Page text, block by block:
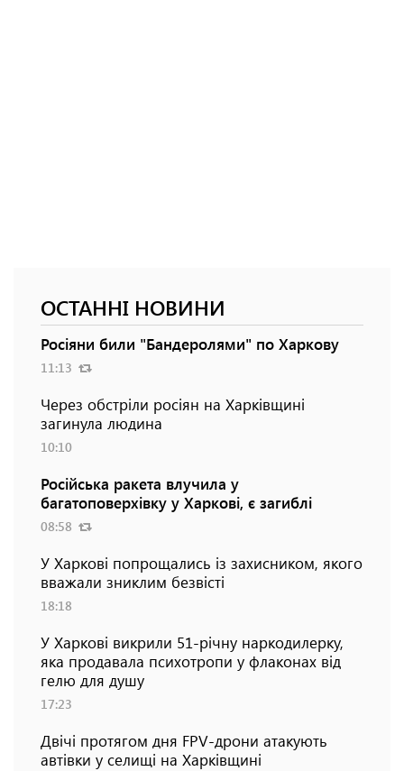
ОСТАННІ НОВИНИ
Росіяни били "Бандеролями" по Харкову
11:13
Через обстріли росіян на Харківщині
загинула людина
10:10
Російська ракета влучила у
багатоповерхівку у Харкові, є загиблі
08:58
У Харкові попрощались із захисником, якого
вважали зниклим безвісті
18:18
У Харкові викрили 51-річну наркодилерку,
яка продавала психотропи у флаконах від
гелю для душу
17:23
Двічі протягом дня FPV-дрони атакують
автівки у селищі на Харківщині